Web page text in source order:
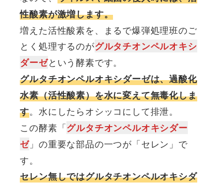
性酸素が激増します。
増えた活性酸素を、まるで爆弾処理班のご
とく処理するのがグルタチオンペルオキシ
ダーゼという酵素です。
グルタチオンペルオキシダーゼは、過酸化
水素（活性酸素）を水に変えて無毒化しま
す。水にしたらオシッコにして排泄。
この酵素「グルタチオンペルオキシダー
ゼ」の重要な部品の一つが「セレン」で
す。
セレン無しではグルタチオンペルオキシダ